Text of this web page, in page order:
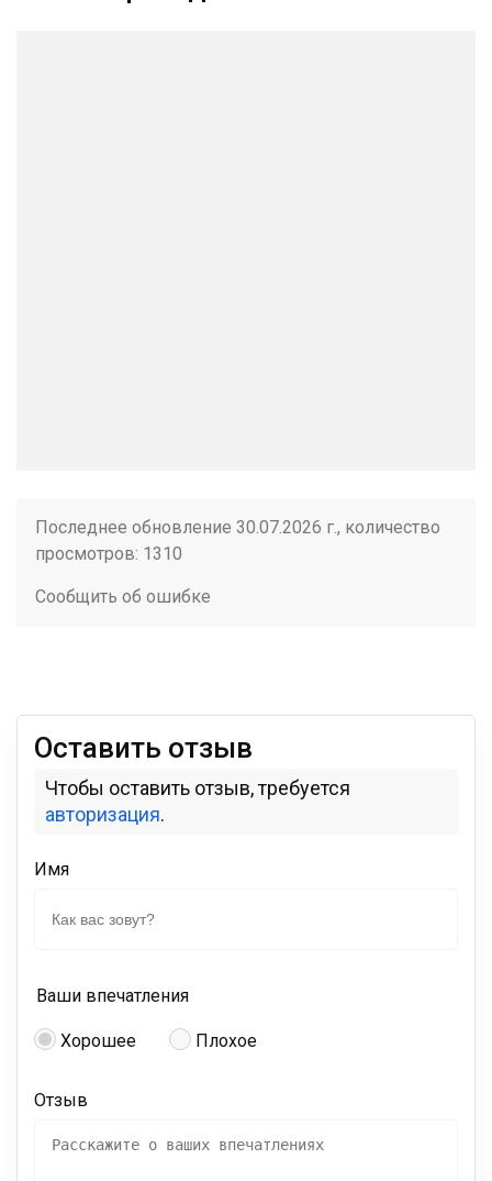
Последнее обновление 30.07.2026 г., количество
просмотров: 1310
Сообщить об ошибке
Оставить отзыв
Чтобы оставить отзыв, требуется
авторизация.
Имя
Ваши впечатления
Хорошее Плохое
Отзыв